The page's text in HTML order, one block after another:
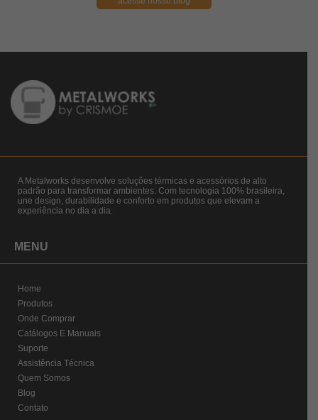
A Metalworks desenvolve soluções térmicas e acessórios de alto
padrão para transformar ambientes. Com tecnologia 100% brasileira,
une design, durabilidade e conforto em produtos que elevam a
experiência no dia a dia.
MENU
Home
Produtos
Onde Comprar
Catálogos E Manuais
Suporte
Assistência Técnica
Quem Somos
Blog
Contato